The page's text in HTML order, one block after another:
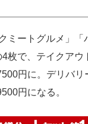
ートグルメ」「
枚で、テイクア
円に。デリバ
円になる。